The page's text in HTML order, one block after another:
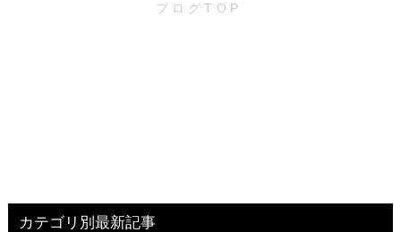
ブログTOP
カテゴリ別最新記事